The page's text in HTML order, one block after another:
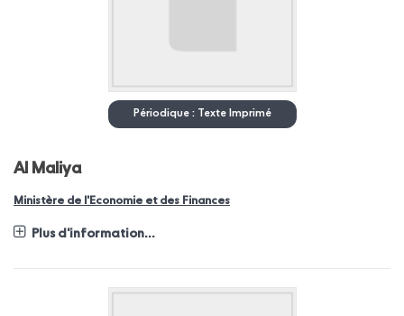
Périodique : Texte Imprimé
Al Maliya
Ministère de l'Economie et des Finances
Plus d'information...